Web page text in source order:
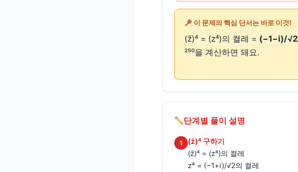
이 문제의 핵심 단서는 바로 이것!
(z̄)⁴ = (z⁴)의 켤레 = (−1−i)/√2
²⁵⁰을 계산하면 돼요.
단계별 풀이 설명
1
(z̄)⁴ 구하기
(z̄)⁴ = (z⁴)의 켤레
z⁴ = (−1+i)/√2의 켤레